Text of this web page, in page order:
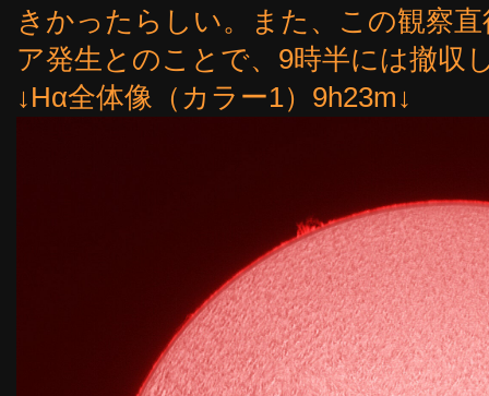
きかったらしい。また、この観察
ア発生とのことで、9時半には撤収
↓Hα全体像（カラー1）9h23m↓